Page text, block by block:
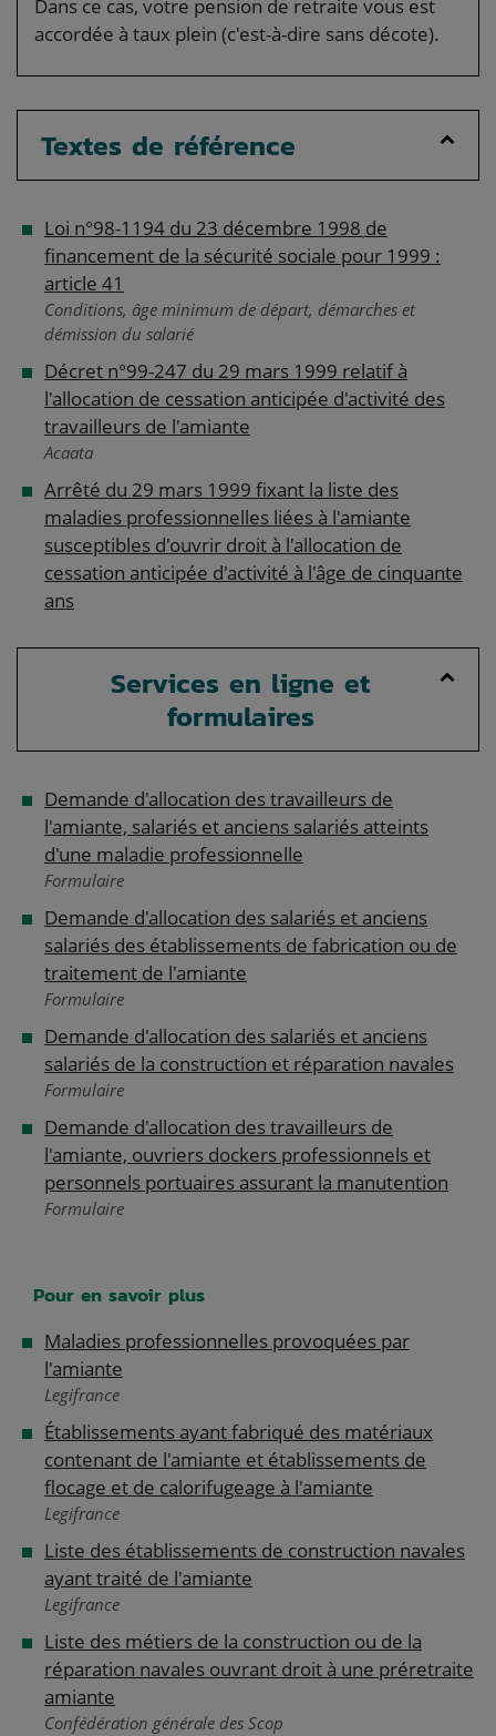
Dans ce cas, votre pension de retraite vous est
accordée à taux plein (c'est-à-dire sans décote).
Textes de référence
Loi n°98-1194 du 23 décembre 1998 de
financement de la sécurité sociale pour 1999 :
article 41
Conditions, âge minimum de départ, démarches et
démission du salarié
Décret n°99-247 du 29 mars 1999 relatif à
l'allocation de cessation anticipée d'activité des
travailleurs de l'amiante
Acaata
Arrêté du 29 mars 1999 fixant la liste des
maladies professionnelles liées à l'amiante
susceptibles d'ouvrir droit à l'allocation de
cessation anticipée d'activité à l'âge de cinquante
ans
Services en ligne et
formulaires
Demande d'allocation des travailleurs de
l'amiante, salariés et anciens salariés atteints
d'une maladie professionnelle
Formulaire
Demande d'allocation des salariés et anciens
salariés des établissements de fabrication ou de
traitement de l'amiante
Formulaire
Demande d'allocation des salariés et anciens
salariés de la construction et réparation navales
Formulaire
Demande d'allocation des travailleurs de
l'amiante, ouvriers dockers professionnels et
personnels portuaires assurant la manutention
Formulaire
Pour en savoir plus
Maladies professionnelles provoquées par
l'amiante
Legifrance
Établissements ayant fabriqué des matériaux
contenant de l'amiante et établissements de
flocage et de calorifugeage à l'amiante
Legifrance
Liste des établissements de construction navales
ayant traité de l'amiante
Legifrance
Liste des métiers de la construction ou de la
réparation navales ouvrant droit à une préretraite
amiante
Confédération générale des Scop